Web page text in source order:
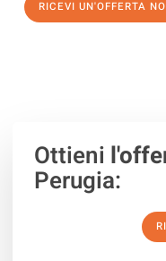
RICEVI UN'OFFERTA
Ottieni
Perugia: